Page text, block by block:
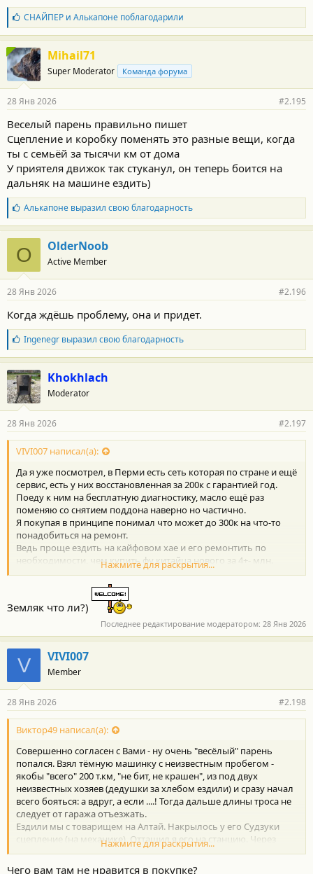
Б
л
а
г
о
д
а
н
с
т
и
СНАЙПЕРи Алькапонепоблагодарили
Mihail71
Super Moderator Команда форума
28 Янв 2026 #2.195
Веселый парень правильно пишет
Сцепление и коробку поменять это разные вещи, когда
ты с семьёй за тысячи км от дома
У приятеля движок так стуканул, он теперь боится на
дальняк на машине ездить)
Б
л
а
г
о
д
а
н
с
т
и
:
Алькапоневыразил свою благодарность
O OlderNoob
Active Member
28 Янв 2026 #2.196
Когда ждёшь проблему, она и придет.
Б
л
а
г
о
д
а
н
о
с
и
:
Ingenegrвыразил свою благодарность
Khokhlach
Moderator
28 Янв 2026 #2.197
VIVI007 написал(а):
Да я уже посмотрел, в Перми есть сеть которая по стране и ещё
сервис, есть у них восстановленная за 200к с гарантией год.
Поеду к ним на бесплатную диагностику, масло ещё раз
поменяю со снятием поддона наверно но частично.
Я покупая в принципе понимал что может до 300к на что-то
понадобиться на ремонт.
Ведь проще ездить на кайфовом хае и его ремонтить по
необходимости, чем купить фу китайца нового за 4+- млн.
Да 200к не мало, но одно дело в городе о необходимости
ремонта узнать и катать и думать, а другое дело встать колом
в дали от дома и зареветь.
Нажмите для раскрытия...
Земляк что ли?)
Последнее редактирование модератором: 28 Янв 2026
V VIVI007
Member
28 Янв 2026 #2.198
Виктор49 написал(а):
Совершенно согласен с Вами - ну очень "весёлый" парень
попался. Взял тёмную машинку с неизвестным пробегом -
якобы "всего" 200 т.км, "не бит, не крашен", из под двух
неизвестных хозяев (дедушки за хлебом ездили) и сразу начал
всего бояться: а вдруг, а если ....! Тогда дальше длины троса не
следует от гаража отъезжать.
Ездили мы с товарищем на Алтай. Накрылось у его Судзуки
сцепление (на механике), Оттащил я его на станцию. Через
двое суток забрали машинку и поехали дальше.
Автомобильная цивилизация за последние 20 лет уже далеко
Нажмите для раскрытия...
Чего вам там не нравится в покупке?